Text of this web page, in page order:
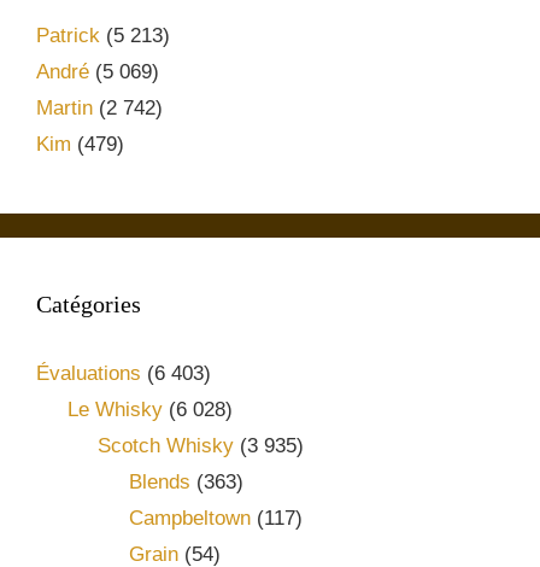
Patrick (5 213)
André (5 069)
Martin (2 742)
Kim (479)
Catégories
Évaluations (6 403)
Le Whisky(6 028)
Scotch Whisky (3 935)
Blends (363)
Campbeltown(117)
Grain(54)